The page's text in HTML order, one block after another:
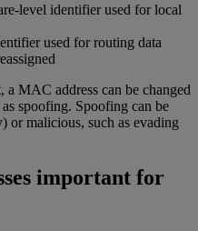
level identifier used for local
used for routing data
MAC address can be changed
spoofing. Spoofing can be
or malicious, such as evading
important for